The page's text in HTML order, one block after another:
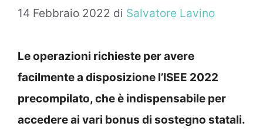
14 Febbraio 2022 di Salvatore Lavino
Le operazioni richieste per avere
facilmente a disposizione l’ISEE 2022
precompilato, che è indispensabile per
accedere ai vari bonus di sostegno statali.